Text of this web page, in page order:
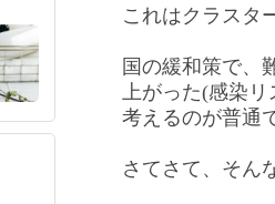
これはクラスタ
国の緩和策で、
上がった(感染
考えるのが普通
さてさて、そん